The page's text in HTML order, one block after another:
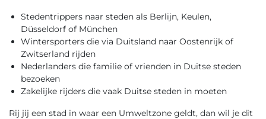
Stedentrippers naar steden als Berlijn, Keulen,
Düsseldorf of München
Wintersporters die via Duitsland naar Oostenrijk of
Zwitserland rijden
Nederlanders die familie of vrienden in Duitse steden
bezoeken
Zakelijke rijders die vaak Duitse steden in moeten
Rij jij een stad in waar een Umweltzone geldt, dan wil je dit